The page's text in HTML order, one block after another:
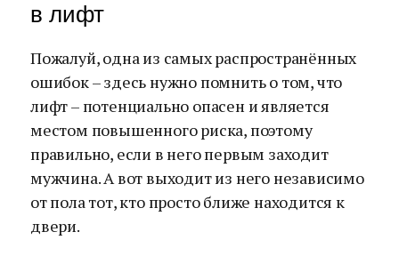
в лифт
Пожалуй, одна из самых распространённых
ошибок – здесь нужно помнить о том, что
лифт – потенциально опасен и является
местом повышенного риска, поэтому
правильно, если в него первым заходит
мужчина. А вот выходит из него независимо
от пола тот, кто просто ближе находится к
двери.